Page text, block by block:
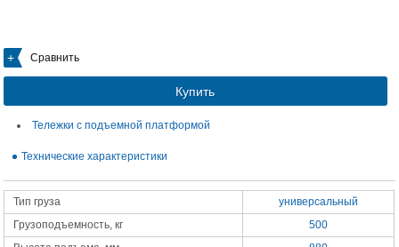
Сравнить
Купить
Тележки с подъемной платформой
Технические характеристики
Тип груза
универсальный
Грузоподъемность, кг
500